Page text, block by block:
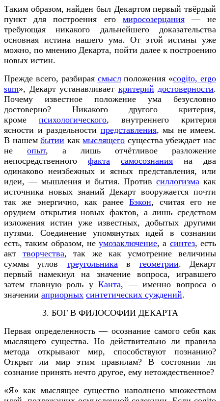
Таким образом, найден был Декартом первый твёрдый
пункт для построения его миросозерцания— не
требующая никакого дальнейшего доказательства
основная истина нашего ума. От этой истины уже
можно, по мнению Декарта, пойти далее к построению
новых истин.
Прежде всего, разбирая смыслположения «cogito, ergo
sum», Декарт устанавливает критерий достоверности.
Почему известное положение ума безусловно
достоверно? Никакого другого критерия,
кроме психологического, внутреннего критерия
ясности и раздельности представления, мы не имеем.
В нашембытии какмыслящего существа убеждает нас
не опыт, а лишь отчётливое разложение
непосредственного факта самосознания на два
одинаково неизбежных и ясных представления, или
идеи, — мышления и бытия. Против силлогизма как
источника новых знаний Декарт вооружается почти
так же энергично, как ранееБэкон, считая его не
орудием открытия новых фактов, а лишь средством
изложения истин уже известных, добытых другими
путями. Соединение упомянутых идей в сознании
есть, таким образом, неумозаключение, а синтез, есть
акттворчества, так же как усмотрение величины
суммы углов треугольникав геометрии. Декарт
первый намекнул на значение вопроса, игравшего
затем главную роль у Канта, — именно вопроса о
значении априорных синтетических суждений.
3. БОГ В ФИЛОСОФИИ ДЕКАРТА
Первая определенность — осознание самого себя как
мыслящего существа. Но действительно ли правила
метода открывают мир, способствуют познанию?
Открыт ли мир этим правилам? В состоянии ли
сознание принять нечто другое, ему нетождественное?
«Я» как мыслящее существо наполнено множеством